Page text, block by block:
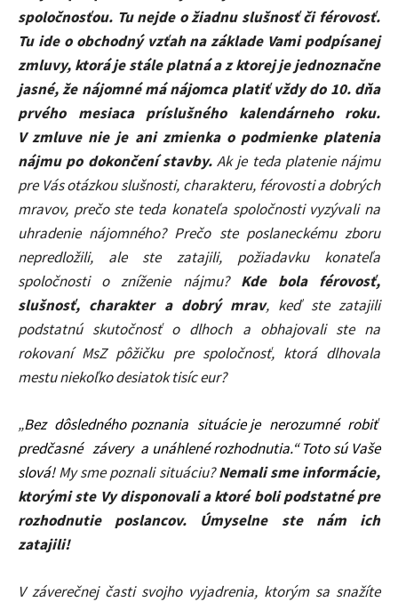
spoločnosťou. Tu nejde o žiadnu slušnosť či férovosť.
Tu ide o obchodný vzťah na základe Vami podpísanej
zmluvy, ktorá je stále platná a z ktorej je jednoznačne
jasné, že nájomné má nájomca platiť vždy do 10. dňa
prvého mesiaca príslušného kalendárneho roku.
V zmluve nie je ani zmienka o podmienke platenia
nájmu po dokončení stavby.Ak je teda platenie nájmu
pre Vás otázkou slušnosti, charakteru, férovosti a dobrých
mravov, prečo ste teda konateľa spoločnosti vyzývali na
uhradenie nájomného? Prečo ste poslaneckému zboru
nepredložili, ale ste zatajili, požiadavku konateľa
spoločnosti o zníženie nájmu? Kde bola férovosť,
slušnosť, charakter a dobrý mrav, keď ste zatajili
podstatnú skutočnosť o dlhoch a obhajovali ste na
rokovaní MsZ pôžičku pre spoločnosť, ktorá dlhovala
mestu niekoľko desiatok tisíc eur?
„Bez dôsledného poznania situácie je nerozumné robiť
predčasné závery a unáhlené rozhodnutia.“ Toto sú Vaše
slová!My sme poznali situáciu?Nemali sme informácie,
ktorými ste Vy disponovali a ktoré boli podstatné pre
rozhodnutie poslancov. Úmyselne ste nám ich
zatajili!
V záverečnej časti svojho vyjadrenia, ktorým sa snažíte